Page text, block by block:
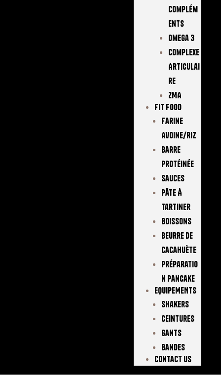
Complém
Ents
Omega 3
Complexe
Articulai
Re
ZMA
FIT FOOD
Farine
Avoine/Riz
Barre
Protéinée
Sauces
Pâte À
Tartiner
Boissons
Beurre De
Cacahuète
Préparatio
N Pancake
EQUIPEMENTS
Shakers
Ceintures
Gants
Bandes
Contact Us